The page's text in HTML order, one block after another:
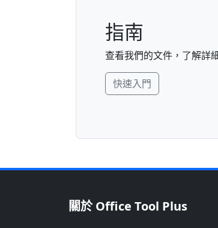
指南
查看我們的文件，了解詳
快速入門
關於 Office Tool Plus